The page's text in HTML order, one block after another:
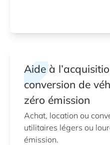
Aide à
conversion de
zéro émission
Achat, location ou
utilitaires légers ou
émission.